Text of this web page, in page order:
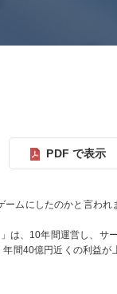
PDF で表⽰
ムにしたのかと言われ
は、10年間運営し、サー
間40億円近くの利益が